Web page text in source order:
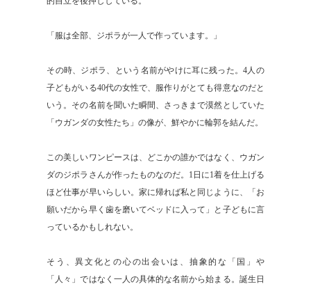
「服は全部、ジポラが一人で作っています。」
その時、ジポラ、という名前がやけに耳に残った。4人の
子どもがいる40代の女性で、服作りがとても得意なのだと
いう。その名前を聞いた瞬間、さっきまで漠然としていた
「ウガンダの女性たち」の像が、鮮やかに輪郭を結んだ。
この美しいワンピースは、どこかの誰かではなく、ウガン
ダのジポラさんが作ったものなのだ。1日に1着を仕上げる
ほど仕事が早いらしい。家に帰れば私と同じように、「お
願いだから早く歯を磨いてベッドに入って」と子どもに言
っているかもしれない。
そう、異文化との心の出会いは、抽象的な「国」や
「人々」ではなく一人の具体的な名前から始まる。誕生日